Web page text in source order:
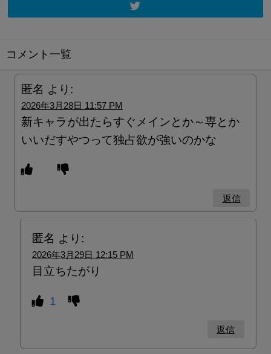
コメント一覧
匿名 より:
2026年3月28日 11:57 PM
新キャラが出たらすぐメインとか～専とか
いいだすやつって独占欲が強いのかな
返信
匿名 より:
2026年3月29日 12:15 PM
目立ちたがり
1
返信